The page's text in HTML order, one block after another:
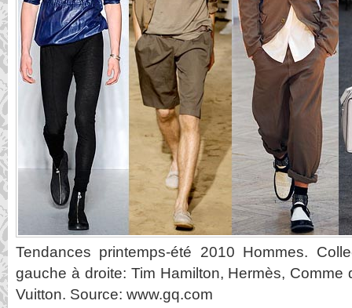
Tendances printemps-été 2010 Hommes.
gauche à droite: Tim Hamilton, Hermès, Comme
Vuitton. Source: www.gq.com